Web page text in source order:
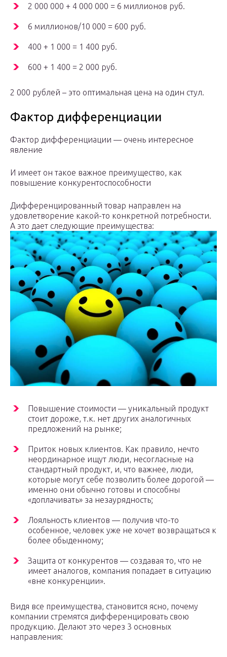
2 000 000 + 4 000 000 = 6 миллионов руб.
6 миллионов/10 000 = 600 руб.
400 + 1 000 = 1 400 руб.
600 + 1 400 = 2 000 руб.
2 000 рублей – это оптимальная цена на один стул.
Фактор дифференциации
Фактор дифференциации — ­очень интересное
явление
И имеет он такое важное преимущество, как
повышение конкурентоспособности
Дифференцированный товар направлен на
удовлетворение какой-то конкретной потребности.
А это дает следующие преимущества:
Повышение стоимости — ­уникальный продукт
стоит дороже, т.к. нет других аналогичных
предложений на рынке;
Приток новых клиентов. Как правило, нечто
неординарное ищут люди, несогласные на
стандартный продукт, и, что важнее, люди,
которые могут себе позволить более дорогой —
­именно они обычно готовы и способны
«доплачивать» за незаурядность;
Лояльность клиентов —­ получив что-то
особенное, человек уже не хочет возвращаться к
более обыденному;
Защита от конкурентов —­ создавая то, что не
имеет аналогов, компания попадает в ситуацию
«вне конкуренции».
Видя все преимущества, становится ясно, почему
компании стремятся дифференцировать свою
продукцию. Делают это через 3 основных
направления: